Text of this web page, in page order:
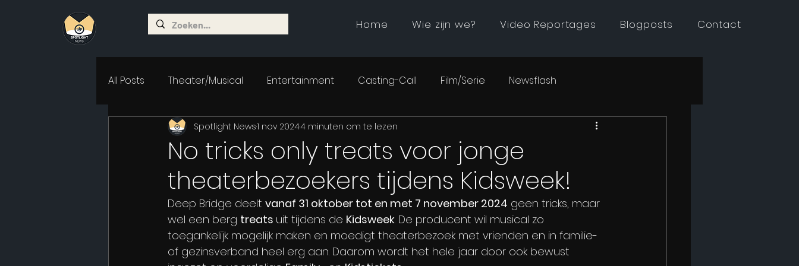
Home Wie zijn we? Video Reportages Blogposts Contact
All Posts Theater/Musical Entertainment Casting-Call Film/Serie Newsflash
No tricks only treats voor jonge
theaterbezoekers tijdens Kidsweek!
Spotlight News1 nov 20244 minuten om te lezen
Deep Bridge deelt vanaf 31 oktober tot en met 7 november 2024 geen tricks, maar
wel een berg treats uit tijdens de Kidsweek. De producent wil musical zo
toegankelijk mogelijk maken en moedigt theaterbezoek met vrienden en in familie-
of gezinsverband heel erg aan. Daarom wordt het hele jaar door ook bewust